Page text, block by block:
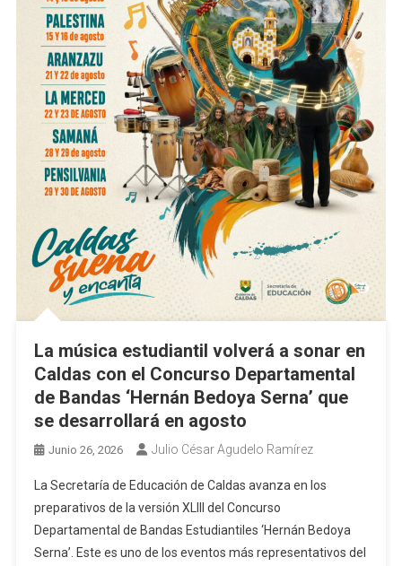
La música estudiantil volverá a sonar en
Caldas con el Concurso Departamental
de Bandas ‘Hernán Bedoya Serna’ que
se desarrollará en agosto
Junio 26, 2026 Julio César Agudelo Ramírez
La Secretaría de Educación de Caldas avanza en los
preparativos de la versión XLIII del Concurso
Departamental de Bandas Estudiantiles ‘Hernán Bedoya
Serna’. Este es uno de los eventos más representativos del